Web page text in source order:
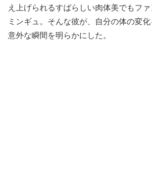
え上げられるすばらしい肉体美でもフ
ミンギュ。そんな彼が、自分の体の変
意外な瞬間を明らかにした。